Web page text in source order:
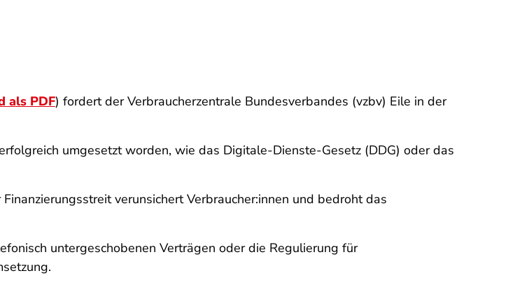
als PDF) fordert der Verbraucherzentrale Bundesverbandes (vzbv) Eile in der
umgesetzt worden, wie das Digitale-Dienste-Gesetz (DDG) oder das
verunsichert Verbraucher:innen und bedroht das
untergeschobenen Verträgen oder die Regulierung für